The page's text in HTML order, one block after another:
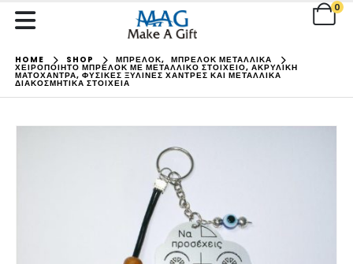
0
HOME SHOP ΜΠΡΕΛΟΚ, ΜΠΡΕΛΟΚ ΜΕΤΑΛΛΙΚΑ
ΧΕΙΡΟΠΟΊΗΤΟ ΜΠΡΕΛΌΚ ΜΕ ΜΕΤΑΛΛΙΚΌ ΣΤΟΙΧΕΊΟ, ΑΚΡΥΛΙΚΉ
ΜΑΤΌΧΑΝΤΡΑ, ΦΥΣΙΚΈΣ ΞΎΛΙΝΕΣ ΧΆΝΤΡΕΣ ΚΑΙ ΜΕΤΑΛΛΙΚΆ
ΔΙΑΚΟΣΜΗΤΙΚΆ ΣΤΟΙΧΕΊΑ